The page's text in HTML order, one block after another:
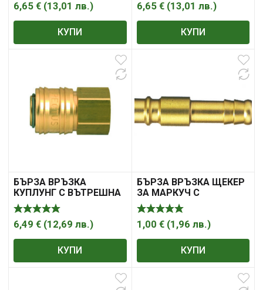
6,65 € (13,01 лв.)
КУПИ
6,65 € (13,01 лв.)
КУПИ
БЪРЗА ВРЪЗКА
КУПЛУНГ С ВЪТРЕШНА
РЕЗБА
6,49 € (12,69 лв.)
КУПИ
БЪРЗА ВРЪЗКА ЩЕКЕР
ЗА МАРКУЧ С
ВЪТРЕШЕН ДИАМЕТЪР
1,00 € (1,96 лв.)
КУПИ